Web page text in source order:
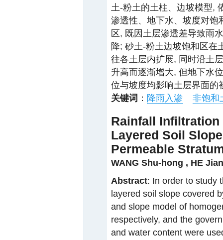
土-粉土的土柱、边坡模型,
渗透性、地下水、坡度对饱
区, 既因土层渗透差导致雨
降; 砂土-粉土边坡饱和区在
往各土层内扩展, 同时沿土
升高而逐渐增大, 但地下水
位与坡度均影响土层界面的
关键词 ： 降雨入渗 非饱和
Rainfall
Layered Soil
Permeable
WANG Shu-hong , HE Jian
Abstract: In order to study
layered soil slope covered
and slope model of
respectively, and the
and water content were